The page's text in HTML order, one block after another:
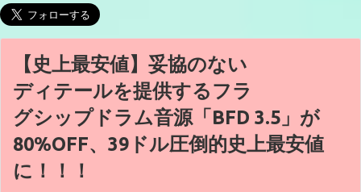
【史上最安値】妥協のない
ディテールを提供するフラ
グシップドラム音源「BFD 3.5」が
80%OFF、39ドル圧倒的史上最安値
に！！！